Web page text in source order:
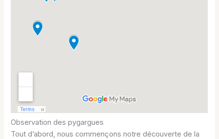
Observation des pygargues
Tout d’abord, nous commençons notre découverte de la